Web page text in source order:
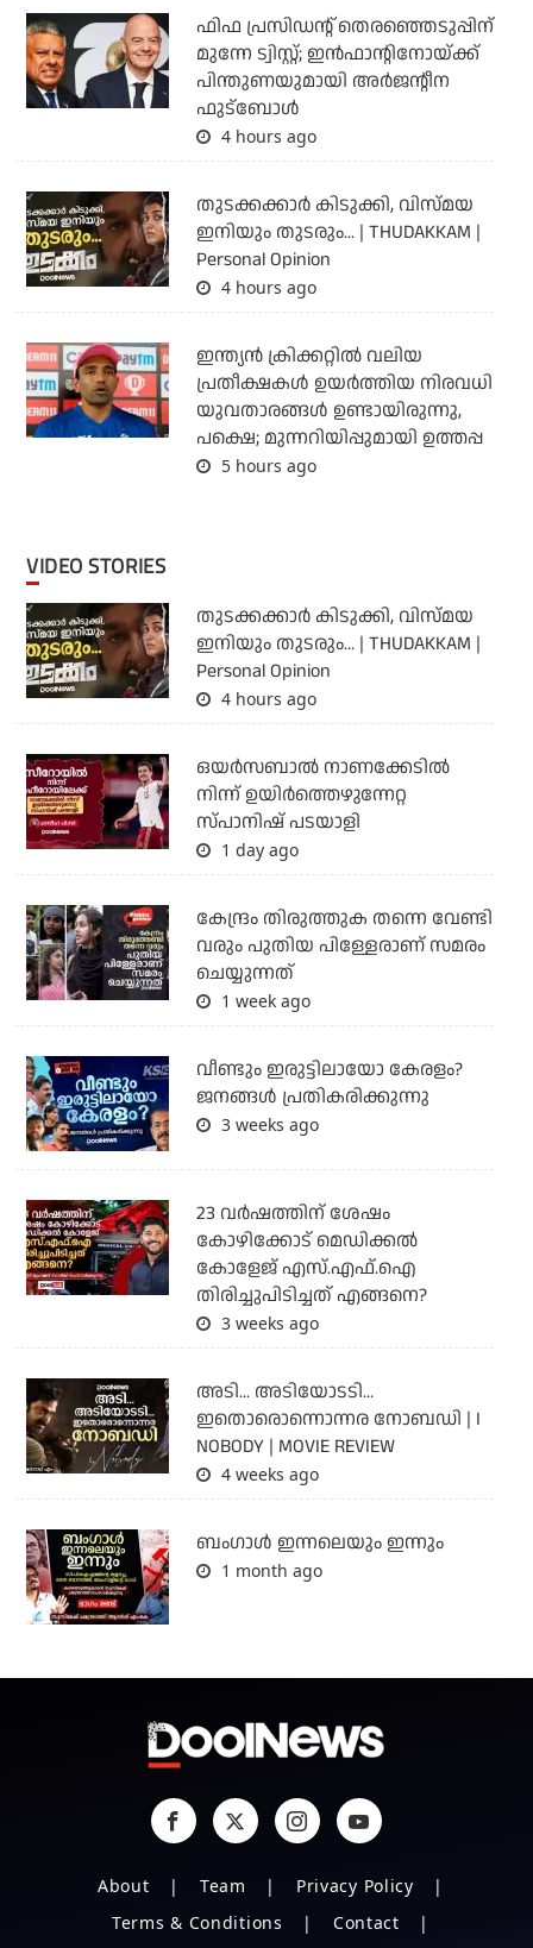
ഫിഫ പ്രസിഡന്റ് തെരഞ്ഞെടുപ്പിന്
മുന്നേ ട്വിസ്റ്റ്; ഇന്‍ഫാന്റിനോയ്ക്ക്
പിന്തുണയുമായി അര്‍ജന്റീന
ഫുട്‌ബോള്‍
4 hours ago
തുടക്കക്കാര്‍ കിടുക്കി, വിസ്മയ
ഇനിയും തുടരും... | THUDAKKAM |
Personal Opinion
4 hours ago
ഇന്ത്യന്‍ ക്രിക്കറ്റില്‍ വലിയ
പ്രതീക്ഷകള്‍ ഉയര്‍ത്തിയ നിരവധി
യുവതാരങ്ങള്‍ ഉണ്ടായിരുന്നു,
പക്ഷെ; മുന്നറിയിപ്പുമായി ഉത്തപ്പ
5 hours ago
VIDEO STORIES
തുടക്കക്കാര്‍ കിടുക്കി, വിസ്മയ
ഇനിയും തുടരും... | THUDAKKAM |
Personal Opinion
4 hours ago
ഒയര്‍സബാൽ നാണക്കേടിൽ
നിന്ന് ഉയിർത്തെഴുന്നേറ്റ
സ്പാനിഷ് പടയാളി
1 day ago
കേന്ദ്രം തിരുത്തുക തന്നെ വേണ്ടി
വരും പുതിയ പിള്ളേരാണ് സമരം
ചെയ്യുന്നത്
1 week ago
വീണ്ടും ഇരുട്ടിലായോ കേരളം?
ജനങ്ങൾ പ്രതികരിക്കുന്നു
3 weeks ago
23 വർഷത്തിന് ശേഷം
കോഴിക്കോട് മെഡിക്കൽ
കോളേജ് എസ്.എഫ്.ഐ
തിരിച്ചുപിടിച്ചത് എങ്ങനെ?
3 weeks ago
അടി... അടിയോടടി...
ഇതൊരൊന്നൊന്നര നോബഡി | I
NOBODY | MOVIE REVIEW
4 weeks ago
ബംഗാള്‍ ഇന്നലെയും ഇന്നും
1 month ago
About Team
Privacy Policy
Terms & Conditions
Contact